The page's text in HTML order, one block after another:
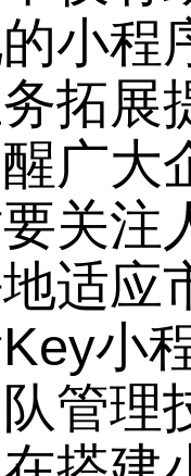
小程
拓展
广大
关注
适应
小
管理